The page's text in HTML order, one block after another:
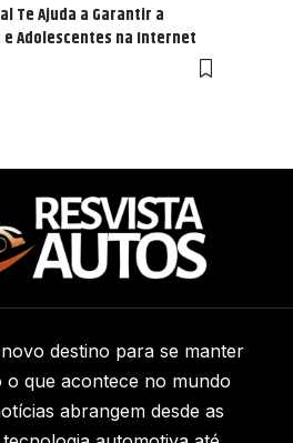
Te Ajuda a Garantir a
Adolescentes na Internet
destino para se manter
que acontece no mundo
abrangem desde as